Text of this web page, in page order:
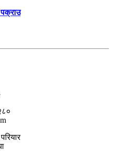
पक्राउ